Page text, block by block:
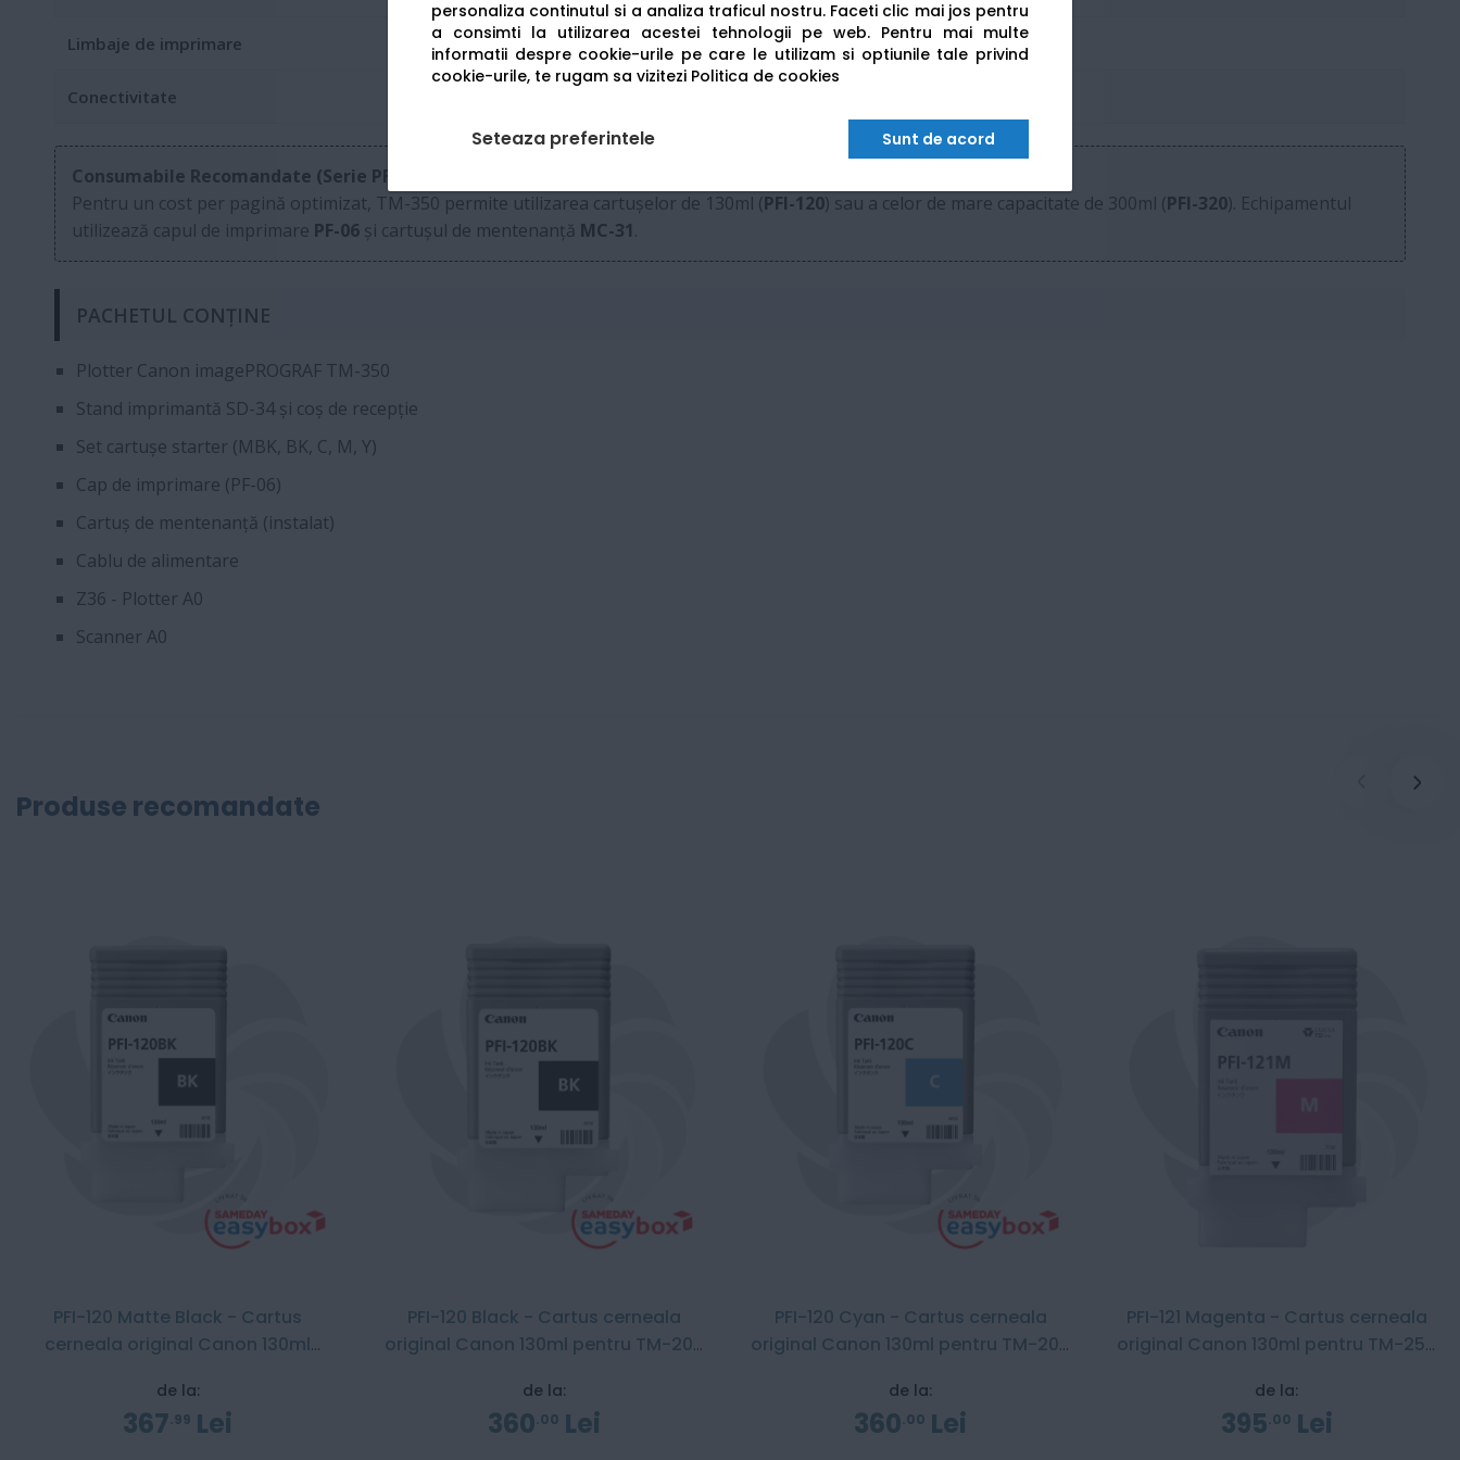
personaliza continutul si a analiza traficul nostru. Faceti clic mai jos pentru
a consimti la utilizarea acestei tehnologii pe web. Pentru mai multe
informatii despre cookie-urile pe care le utilizam si optiunile tale privind
cookie-urile, te rugam sa vizitezi Politica de cookies
Seteaza preferintele Sunt de acord
Limbaje de imprimare HP-GL/2, HP RTL, PDF, JPEG, CALS G4
Conectivitate
Consumabile Recomandate (Serie PFI-120 / PFI-320):
Pentru un cost per pagină optimizat, TM-350 permite utilizarea cartușelor de 130ml (PFI-120) sau a celor de mare capacitate de 300ml (PFI-320). Echipamentul
utilizează capul de imprimare PF-06 și cartușul de mentenanță MC-31.
PACHETUL CONȚINE
Plotter Canon imagePROGRAF TM-350
Stand imprimantă SD-34 și coș de recepție
Set cartușe starter (MBK, BK, C, M, Y)
Cap de imprimare (PF-06)
Cartuș de mentenanță (instalat)
Cablu de alimentare
Z36 - Plotter A0
Scanner A0
Produse recomandate
PFI-120 Matte Black - Cartus
cerneala original Canon 130ml
de la:
367 99 Lei
PFI-120 Black - Cartus cerneala
original Canon 130ml pentru TM-200
de la:
360 00 Lei
PFI-120 Cyan - Cartus cerneala
original Canon 130ml pentru TM-200
de la:
360 00 Lei
PFI-121 Magenta - Cartus cerneala
original Canon 130ml pentru TM-255
de la:
395 00 Lei